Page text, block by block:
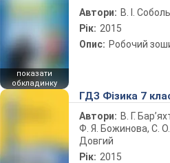
показати
обкладинку
Автори: В. І. Соболь
Рік: 2015
Опис: Робочий
ГДЗ Фізика 7
Автори: В. Г.
Ф. Я. Божинова, С. О.
Довгий
Рік: 2015